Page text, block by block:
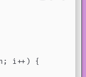
i++) {